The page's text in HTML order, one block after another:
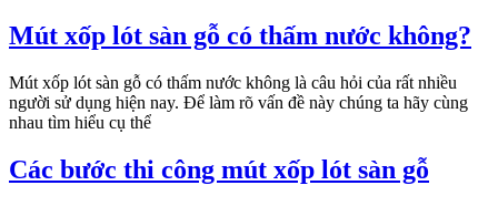
Mút xốp lót sàn gỗ có thấm nước không?
Mút xốp lót sàn gỗ có thấm nước không là câu hỏi của rất nhiều
người sử dụng hiện nay. Để làm rõ vấn đề này chúng ta hãy cùng
nhau tìm hiểu cụ thể
Các bước thi công mút xốp lót sàn gỗ